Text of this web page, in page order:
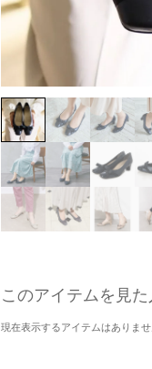
このアイテムを見
現在表示するアイテムはありませ